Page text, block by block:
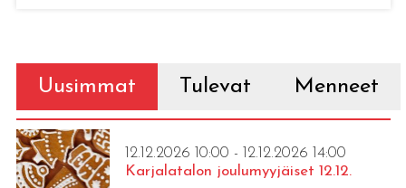
Uusimmat Tulevat Menneet
12.12.2026 10:00 - 12.12.2026 14:00
Karjalatalon joulumyyjäiset 12.12.